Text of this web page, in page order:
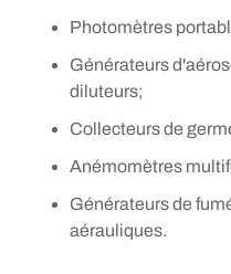
Photomètres
Générateurs
diluteurs;
Collecteurs de
Anémomètres
Générateurs de
aérauliques.